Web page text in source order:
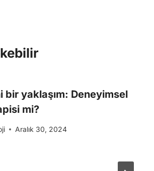
bir yaklaşım: Deneyimsel
mi?
Aralık 30, 2024